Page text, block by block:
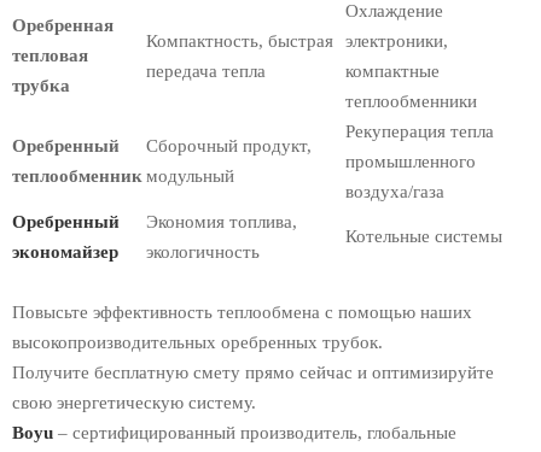
Оребренная
тепловая
трубка
Компактность, быстрая
передача тепла
Охлаждение
электроники,
компактные
теплообменники
Оребренный
теплообменник
Сборочный продукт,
модульный
Рекуперация тепла
промышленного
воздуха/газа
Оребренный
экономайзер
Экономия топлива,
экологичность
Котельные системы
Повысьте эффективность теплообмена с помощью наших
высокопроизводительных оребренных трубок.
Получите бесплатную смету прямо сейчас и оптимизируйте
свою энергетическую систему.
Boyu – сертифицированный производитель, глобальные